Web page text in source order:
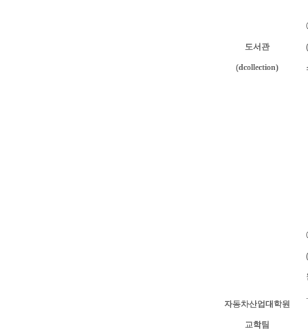
도서관
(dcollection)
자동차산업대학원
교학팀